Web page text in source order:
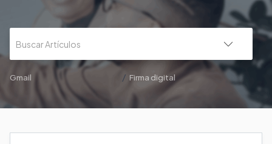
Gmail Firma digital